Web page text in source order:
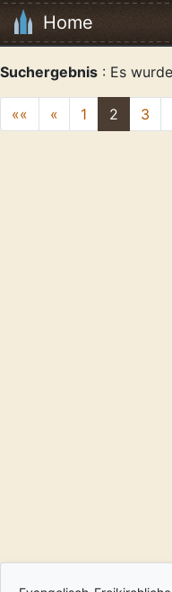
Home
Suchergebnis : Es
«« « 1 2 3